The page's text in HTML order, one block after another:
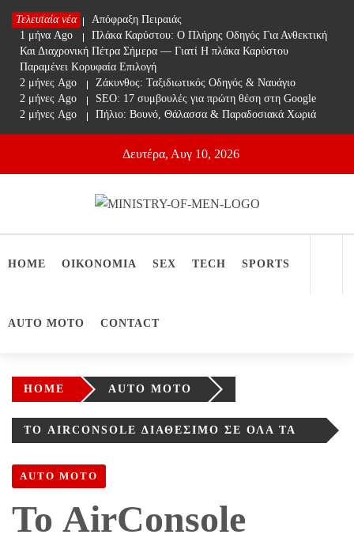
Skip
content
Τελευταία νέα
1 μήνα Ago
Απόφραξη Πειραιάς
1 μήνα Ago
Πλάκα Καρύστου: Ο Πλήρης Οδηγός Για Ανθεκτική
Και Διαχρονική Πέτρα Σήμερα — Γιατί Η πλάκα Καρύστου
Παραμένει Κορυφαία Επιλογή
2 μήνες Ago
Ζάκυνθος: Ταξιδιωτικός Οδηγός & Ναυάγιο
2 μήνες Ago
SEO: 17 συμβουλές για πρώτη θέση στη Google
2 μήνες Ago
Πήλιο: Βουνό, Θάλασσα & Παραδοσιακά Χωριά
Δευτέρα, Αυγ 10, 2026
Ministry Of Men
HOME ΟΙΚΟΝΟΜΙΑ SEX TECH SPORTS
AUTO MOTO CONTACT
HOME AUTO MOTO
ΤΟ AIRCONSOLE ΔΙΑΘΈΣΙΜΟ ΣΕ ΌΛΑ ΤΑ
AUTO MOTO
Το AirConsole